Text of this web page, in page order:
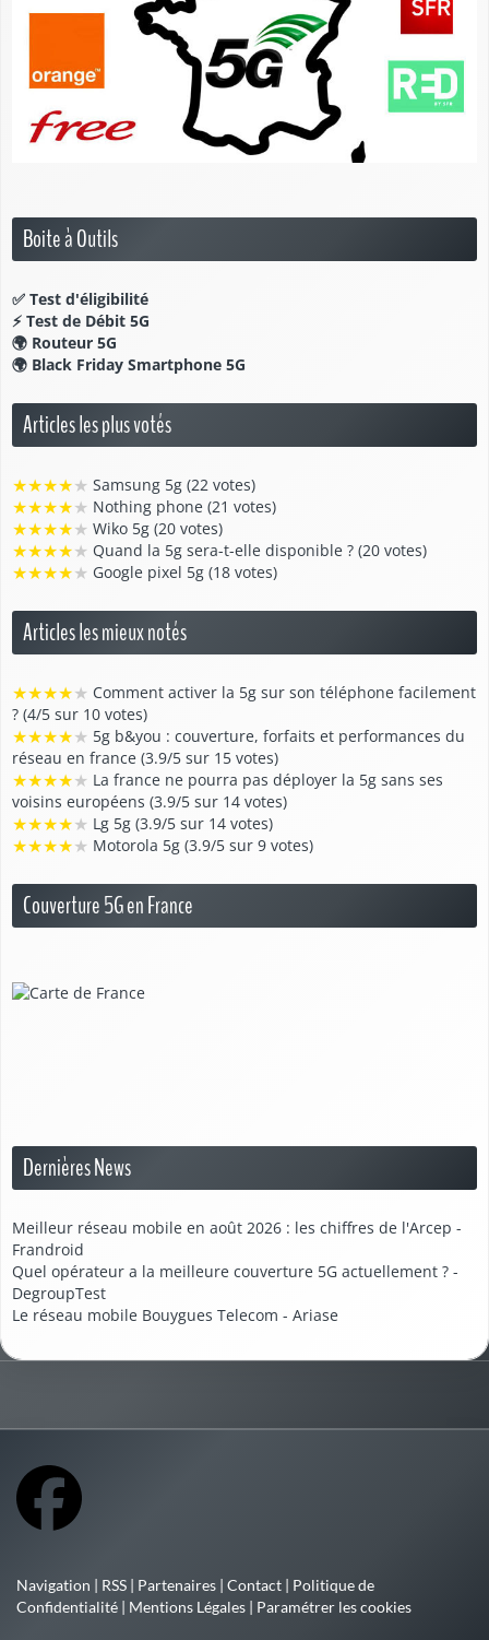
Boite à Outils
✅ Test d'éligibilité
⚡ Test de Débit 5G
🌍 Routeur 5G
🌍 Black Friday Smartphone 5G
Articles les plus votés
★★★★★ Samsung 5g (22 votes)
★★★★★ Nothing phone (21 votes)
★★★★★ Wiko 5g (20 votes)
★★★★★ Quand la 5g sera-t-elle disponible ? (20 votes)
★★★★★ Google pixel 5g (18 votes)
Articles les mieux notés
★★★★★ Comment activer la 5g sur son téléphone facilement
? (4/5 sur 10 votes)
★★★★★ 5g b&you : couverture, forfaits et performances du
réseau en france (3.9/5 sur 15 votes)
★★★★★ La france ne pourra pas déployer la 5g sans ses
voisins européens (3.9/5 sur 14 votes)
★★★★★ Lg 5g (3.9/5 sur 14 votes)
★★★★★ Motorola 5g (3.9/5 sur 9 votes)
Couverture 5G en France
Dernières News
Meilleur réseau mobile en août 2026 : les chiffres de l'Arcep -
Frandroid
Quel opérateur a la meilleure couverture 5G actuellement ? -
DegroupTest
Le réseau mobile Bouygues Telecom - Ariase
Navigation | RSS | Partenaires | Contact | Politique de
Confidentialité | Mentions Légales | Paramétrer les cookies